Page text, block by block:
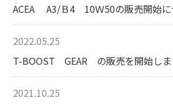
ACEA A3/Ｂ4 10Ｗ50の販売開始に
2022.05.25
T-BOOST GEAR の販売を開始しま
2021.10.25